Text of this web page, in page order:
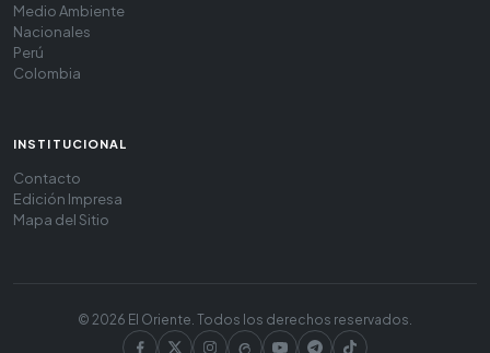
Medio Ambiente
Nacionales
Perú
Colombia
INSTITUCIONAL
Contacto
Edición Impresa
Mapa del Sitio
© 2026 El Oriente. Todos los derechos reservados.